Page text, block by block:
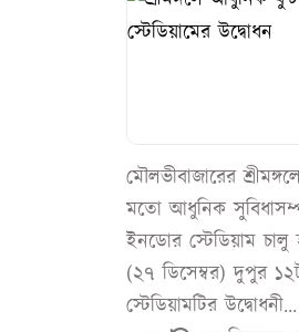
মৌলভীবাজারের
মতো আধুনিক
ইনডোর স্টেডিয়াম চালু
(২৭ ডিসেম্বর) দুপুর
স্টেডিয়ামটির উদ্বোধনী...